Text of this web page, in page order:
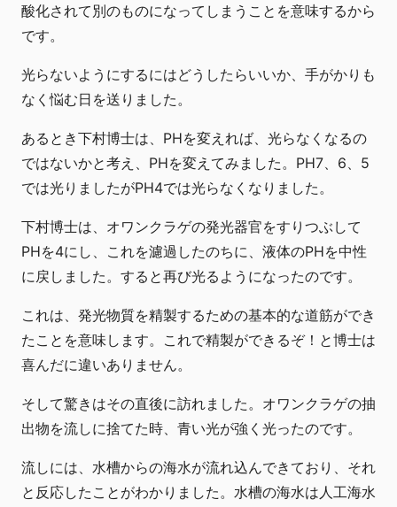
酸化されて別のものになってしまうことを意味するから
です。
光らないようにするにはどうしたらいいか、手がかりも
なく悩む日を送りました。
あるとき下村博士は、PHを変えれば、光らなくなるの
ではないかと考え、PHを変えてみました。PH7、6、5
では光りましたがPH4では光らなくなりました。
下村博士は、オワンクラゲの発光器官をすりつぶして
PHを4にし、これを濾過したのちに、液体のPHを中性
に戻しました。すると再び光るようになったのです。
これは、発光物質を精製するための基本的な道筋ができ
たことを意味します。これで精製ができるぞ！と博士は
喜んだに違いありません。
そして驚きはその直後に訪れました。オワンクラゲの抽
出物を流しに捨てた時、青い光が強く光ったのです。
流しには、水槽からの海水が流れ込んできており、それ
と反応したことがわかりました。水槽の海水は人工海水